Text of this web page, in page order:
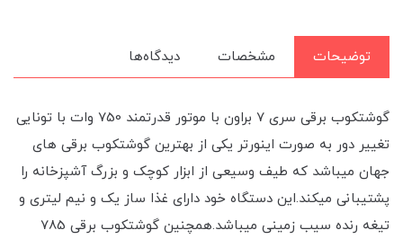
توضیحات مشخصات دیدگاه‌ها
گوشتکوب برقی سری 7 براون با موتور قدرتمند 750 وات با تونایی
تغییر دور به صورت اینورتر یکی از بهترین گوشتکوب برقی های
جهان میباشد که طیف وسیعی از ابزار کوچک و بزرگ آشپزخانه را
پشتیبانی میکند.این دستگاه خود دارای غذا ساز یک و نیم لیتری و
تیغه رنده سیب زمینی میباشد.همچنین گوشتکوب برقی 785